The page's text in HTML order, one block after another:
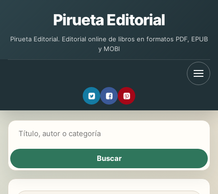
Pirueta Editorial
Pirueta Editorial. Editorial online de libros en formatos PDF, EPUB
y MOBI